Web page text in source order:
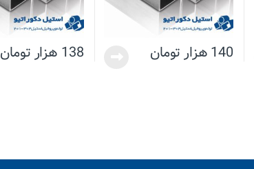
140هزار تومان 138 هزار تومان